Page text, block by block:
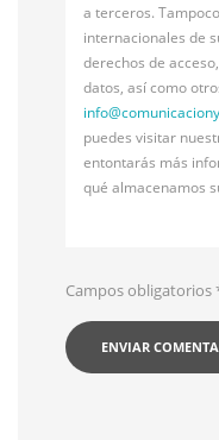
a terceros.
internacionales de
derechos de
datos, así como
info@
puedes visitar
entontarás más
qué almacenamos
Campos obligatorios